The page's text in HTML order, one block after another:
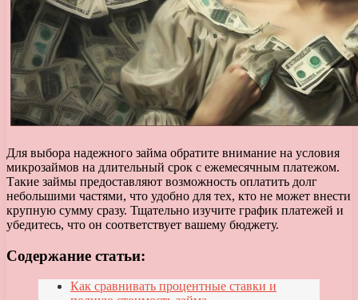
Для выбора надежного займа обратите внимание на условия
микрозаймов на длительный срок с ежемесячным платежом.
Такие займы предоставляют возможность оплатить долг
небольшими частями, что удобно для тех, кто не может внести
крупную сумму сразу. Тщательно изучите график платежей и
убедитесь, что он соответствует вашему бюджету.
Содержание статьи:
Как сравнивать процентные ставки и